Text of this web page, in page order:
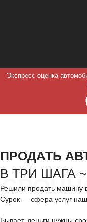
Экспресс оценка
ПРОДАТЬ
В ТРИ ШАГА ~
Решили продать машину
Сурок — сфера услуг
Бывает, деньги нужны